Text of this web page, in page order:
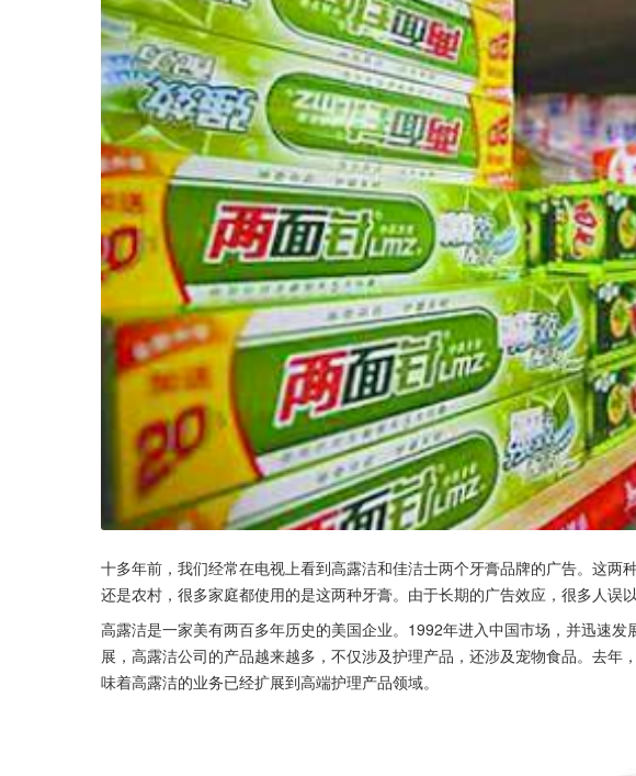
十多年前，我们经常在电视上看到高露洁和佳洁士两个牙膏品牌的广告。这两
还是农村，很多家庭都使用的是这两种牙膏。由于长期的广告效应，很多人误
高露洁是一家美有两百多年历史的美国企业。1992年进入中国市场，并迅速
展，高露洁公司的产品越来越多，不仅涉及护理产品，还涉及宠物食品。去年
味着高露洁的业务已经扩展到高端护理产品领域。